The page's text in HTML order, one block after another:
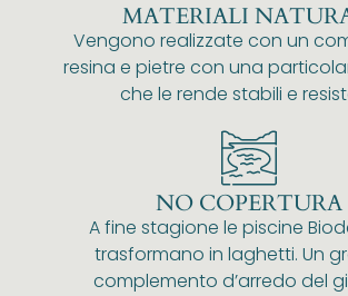
MATERIALI
Vengono realizzate con un
resina e pietre con una
che le rende stabili e
NO COPERTURA
A fine stagione le piscine
trasformano in laghetti. Un
complemento d’arredo del